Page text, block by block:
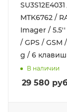
MTK6762 /
Imager / 5.5''
/ GPS / GSM
g / 6 клавиш
В наличии
29 580